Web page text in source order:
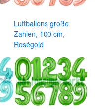
Luftballons große
Zahlen, 100 cm,
Roségold